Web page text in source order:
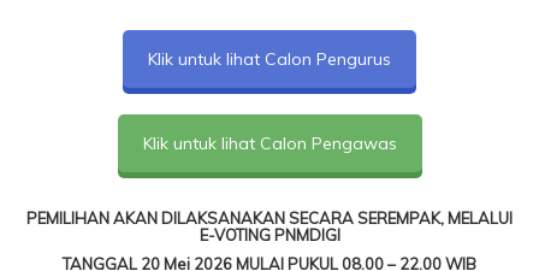
Klik untuk lihat Calon Pengurus
Klik untuk lihat Calon Pengawas
PEMILIHAN AKAN DILAKSANAKAN SECARA SEREMPAK, MELALUI
E-VOTING PNMDIGI
TANGGAL 20 Mei 2026 MULAI PUKUL 08.00 – 22.00 WIB